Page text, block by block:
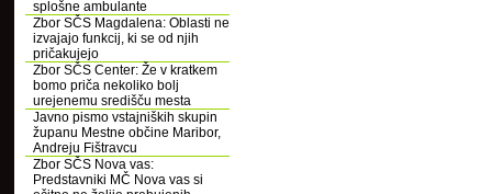
splošne ambulante
Zbor SČS Magdalena: Oblasti ne
izvajajo funkcij, ki se od njih
pričakujejo
Zbor SČS Center: Že v kratkem
bomo priča nekoliko bolj
urejenemu središču mesta
Javno pismo vstajniških skupin
županu Mestne občine Maribor,
Andreju Fištravcu
Zbor SČS Nova vas:
Predstavniki MČ Nova vas si